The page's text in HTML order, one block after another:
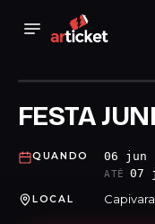
FESTA
QUANDO 06 jun
ATÉ 07
LOCAL